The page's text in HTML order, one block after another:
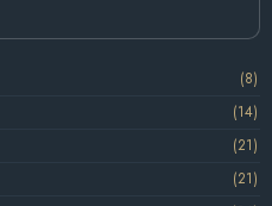
(8)
(14)
(21)
(21)